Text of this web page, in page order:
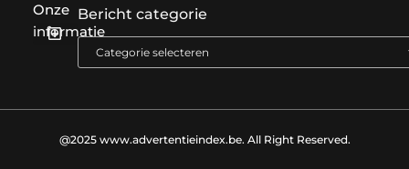
Onze
informatie
Bericht categorie
@2025 www.advertentieindex.be. All Right Reserved.​